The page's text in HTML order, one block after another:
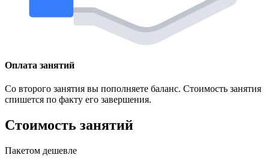
Оплата занятий
Со второго занятия вы пополняете баланс. Стоимость занятия
спишется по факту его завершения.
Стоимость занятий
Пакетом дешевле